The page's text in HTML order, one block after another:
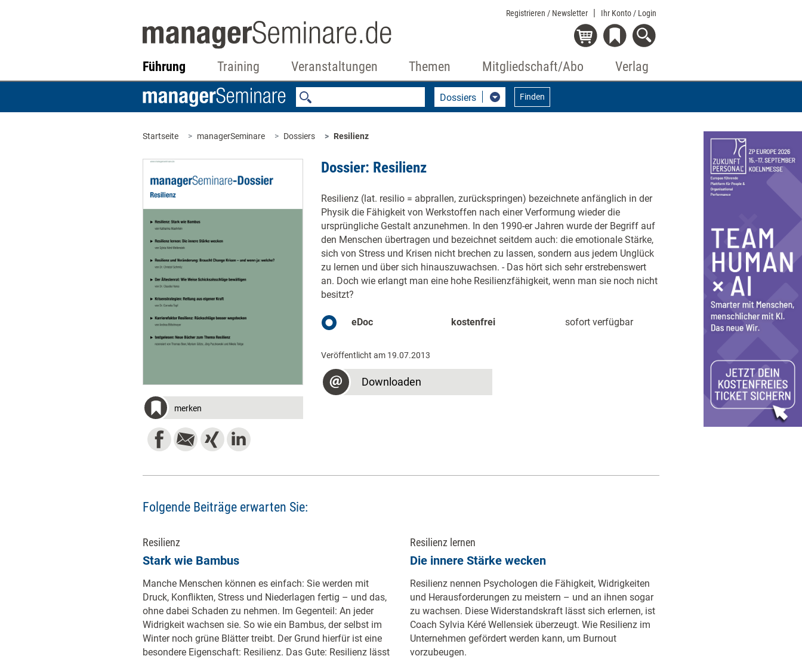
Registrieren / Newsletter Ihr Konto / Login
Führung Training Veranstaltungen Themen Mitgliedschaft/Abo Verlag
Dossiers Finden
Startseite managerSeminare Dossiers Resilienz
merken
Dossier: Resilienz
Resilienz (lat. resilio = abprallen, zurückspringen) bezeichnete anfänglich in der
Physik die Fähigkeit von Werkstoffen nach einer Verformung wieder die
ursprüngliche Gestalt anzunehmen. In den 1990-er Jahren wurde der Begriff auf
den Menschen übertragen und bezeichnet seitdem auch: die emotionale Stärke,
sich von Stress und Krisen nicht brechen zu lassen, sondern aus jedem Unglück
zu lernen und über sich hinauszuwachsen. - Das hört sich sehr erstrebenswert
an. Doch wie erlangt man eine hohe Resilienzfähigkeit, wenn man sie noch nicht
besitzt?
eDoc kostenfrei sofort verfügbar
Veröffentlicht am 19.07.2013
Downloaden
Folgende Beiträge erwarten Sie:
Resilienz
Stark wie Bambus
Manche Menschen können es einfach: Sie werden mit
Druck, Konflikten, Stress und Niederlagen fertig – und das,
ohne dabei Schaden zu nehmen. Im Gegenteil: An jeder
Widrigkeit wachsen sie. So wie ein Bambus, der selbst im
Winter noch grüne Blätter treibt. Der Grund hierfür ist eine
besondere Eigenschaft: Resilienz. Das Gute: Resilienz lässt
Resilienz lernen
Die innere Stärke wecken
Resilienz nennen Psychologen die Fähigkeit, Widrigkeiten
und Herausforderungen zu meistern – und an ihnen sogar
zu wachsen. Diese Widerstandskraft lässt sich erlernen, ist
Coach ­Sylvia Kéré Wellensiek überzeugt. Wie Resilienz im
Unternehmen gefördert werden kann, um Burnout
vorzubeugen.